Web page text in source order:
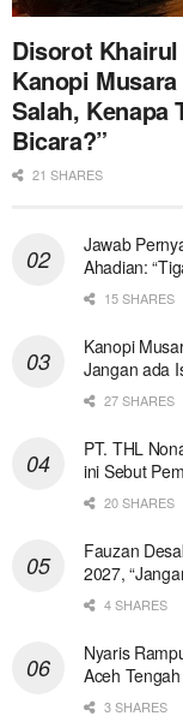
Disorot
Kanopi
Salah, Kenapa
Bicara?”
21 SHARES
Jawab
Ahadian:
15 SHARES
Kanopi
Jangan ada
27 SHARES
PT. THL
ini Sebut
20 SHARES
Fauzan
2027,
4 SHARES
Nyaris
Aceh
3 SHARES